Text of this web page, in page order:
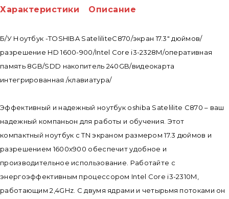
Характеристики Описание
Б/У Ноутбук -TOSHIBA SateliliteC870/экран 17.3" дюймов/
разрешение HD 1600-900/Intel Core i3-2328M/оперативная
память 8GB/SDD накопитель 240GB/видеокарта
интегрированная /клавиатура/
Эффективный и надежный ноутбук oshiba Satelilite C870 – ваш
надежный компаньон для работы и обучения. Этот
компактный ноутбук с TN экраном размером 17.3 дюймов и
разрешением 1600x900 обеспечит удобное и
производительное использование. Работайте с
энергоэффективным процессором Intel Core i3-2310M,
работающим 2,4GHz. С двумя ядрами и четырьмя потоками он